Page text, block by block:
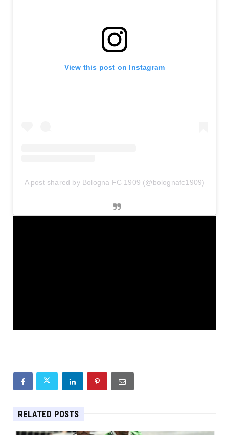
View this post on Instagram
A post shared by Bologna FC 1909 (@bolognafc1909)
RELATED POSTS